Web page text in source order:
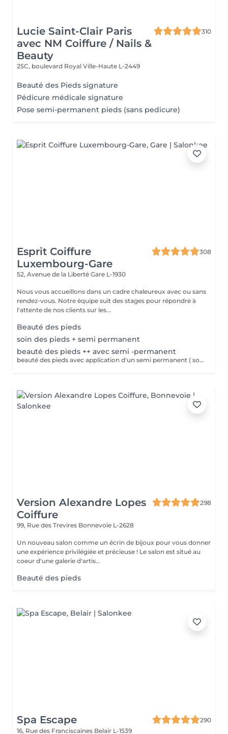
Lucie Saint-Clair Paris
avec NM Coiffure / Nails &
Beauty
310
25C, boulevard Royal Ville-Haute L-2449
Beauté des Pieds signature
Pédicure médicale signature
Pose semi-permanent pieds (sans pedicure)
Esprit Coiffure
Luxembourg-Gare
308
52, Avenue de la Liberté Gare L-1930
Nous vous accueillons dans un cadre chaleureux avec ou sans
rendez-vous. Notre équipe suit des stages pour répondre à
l'attente de nos clients sur les...
Beauté des pieds
soin des pieds + semi permanent
beauté des pieds ++ avec semi -permanent
beauté des pieds avec application d'un semi permanent ( soin complet pieds)
Version Alexandre Lopes
Coiffure
298
99, Rue des Trevires Bonnevoie L-2628
Un nouveau salon comme un écrin de bijoux pour vous donner
une expérience privilégiée et précieuse ! Le salon est situé au
coeur d'une galerie d'artis...
Beauté des pieds
Spa Escape
290
16, Rue des Franciscaines Belair L-1539